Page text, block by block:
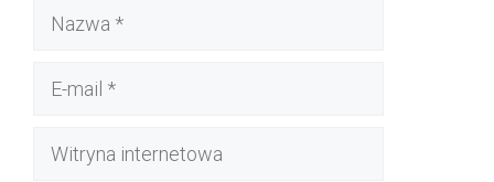
Nazwa
Witryna